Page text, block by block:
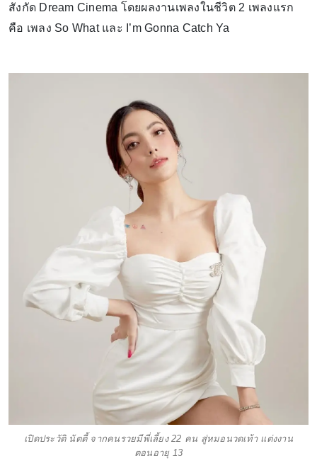
สังกัด Dream Cinema โดยผลงานเพลงในชีวิต 2 เพลงแรก
คือ เพลง So What และ I’m Gonna Catch Ya
เปิดประวัติ นัตตี้ จากคนรวยมีพี่เลี้ยง 22 คน สู่หมอนวดเท้า แต่งงาน
ตอนอายุ 13